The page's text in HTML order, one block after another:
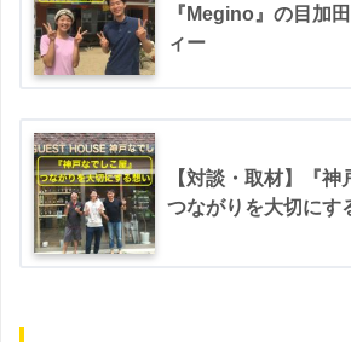
『Megino』の目加
ィー
【対談・取材】『
つながりを大切にす